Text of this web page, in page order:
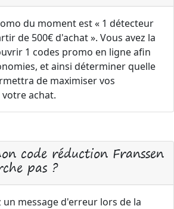
du moment est « 1 détecteur
de 500€ d'achat ». Vous avez la
1 codes promo en ligne afin
et ainsi déterminer quelle
de maximiser vos
achat.
code réduction Franssen
pas ?
message d'erreur lors de la